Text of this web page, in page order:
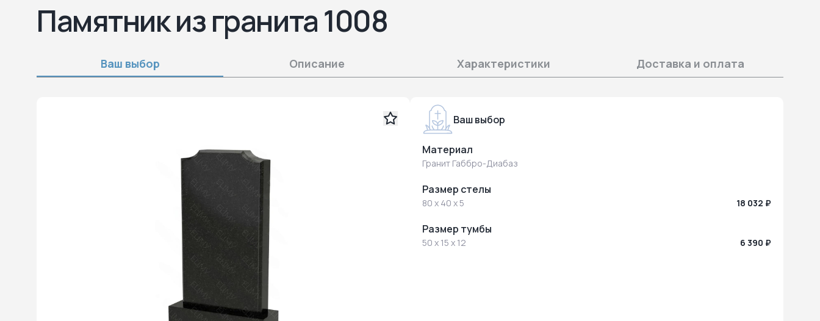
Памятник из гранита 1008
Ваш выбор Описание Характеристики Доставка и оплата
Ваш выбор
Материал
Гранит Габбро-Диабаз
Размер стелы
80 x 40 x 5 18 032 ₽
Размер тумбы
50 x 15 x 12 6 390 ₽